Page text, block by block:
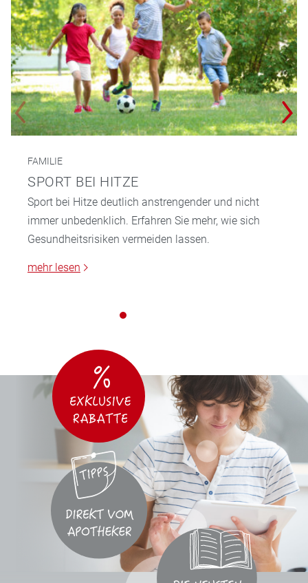
FAMILIE
SPORT BEI HITZE
Sport bei Hitze deutlich anstrengender und nicht
immer unbedenklich. Erfahren Sie mehr, wie sich
Gesundheitsrisiken vermeiden lassen.
mehr lesen